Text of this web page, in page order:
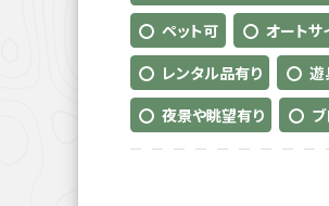
ペット可
オートサ
レンタル品有り
遊
夜景や眺望有り